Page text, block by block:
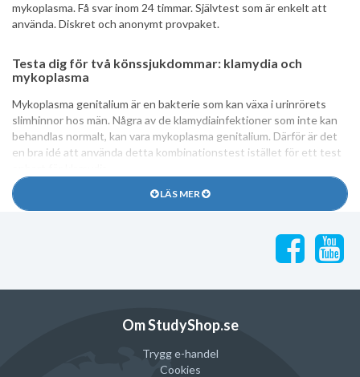
mykoplasma. Få svar inom 24 timmar. Självtest som är enkelt att
använda. Diskret och anonymt provpaket.
Testa dig för två könssjukdommar: klamydia och
mykoplasma
Mykoplasma genitalium är en bakterie som kan växa i urinrörets
slimhinnor hos män. Några av de klamydiainfektioner som inte kan
behandlas normalt, kan vara mykoplasma genitalium. Därför är det
en bra idé att använda detta kombinationstest istället för ett test
Innehåll
Analyskod för provsvar på nätet.
Säkert DNA hemtest/självtest
LÄS MER
Om StudyShop.se
Trygg e-handel
Cookies